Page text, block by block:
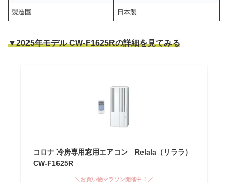
製造国 日本製
▼2025年モデル CW-F1625Rの詳細を見てみる
コロナ 冷房専用窓用エアコン Relala（リララ）
CW-F1625R
＼お買い物マラソン開催中！／